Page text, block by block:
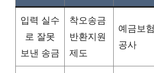
입력 실수
로 잘못
보낸 송금
착오송금
반환지원
제도
예금보험
공사